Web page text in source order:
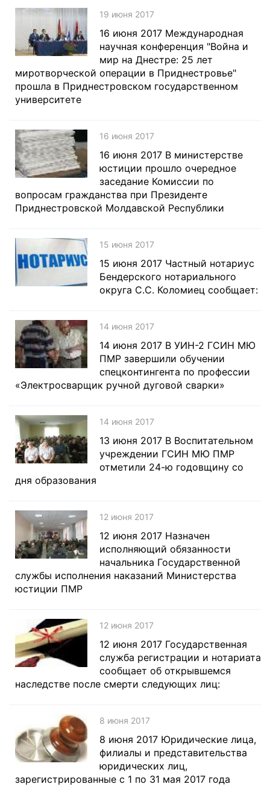
19 июня 2017
16 июня 2017 Международная
научная конференция "Война и
мир на Днестре: 25 лет
миротворческой операции в Приднестровье"
прошла в Приднестровском государственном
университете
16 июня 2017
16 июня 2017 В министерстве
юстиции прошло очередное
заседание Комиссии по
вопросам гражданства при Президенте
Приднестровской Молдавской Республики
15 июня 2017
15 июня 2017 Частный нотариус
Бендерского нотариального
округа С.С. Коломиец сообщает:
14 июня 2017
14 июня 2017 В УИН-2 ГСИН МЮ
ПМР завершили обучении
спецконтингента по профессии
«Электросварщик ручной дуговой сварки»
14 июня 2017
13 июня 2017 В Воспитательном
учреждении ГСИН МЮ ПМР
отметили 24-ю годовщину со
дня образования
12 июня 2017
12 июня 2017 Назначен
исполняющий обязанности
начальника Государственной
службы исполнения наказаний Министерства
юстиции ПМР
12 июня 2017
12 июня 2017 Государственная
служба регистрации и нотариата
сообщает об открывшемся
наследстве после смерти следующих лиц:
8 июня 2017
8 июня 2017 Юридические лица,
филиалы и представительства
юридических лиц,
зарегистрированные с 1 по 31 мая 2017 года